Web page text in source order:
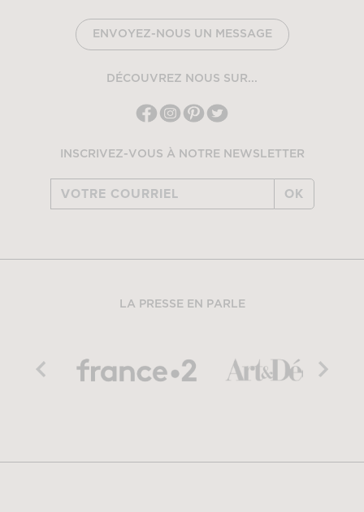
ENVOYEZ-NOUS UN MESSAGE
DÉCOUVREZ NOUS SUR...
INSCRIVEZ-VOUS À NOTRE NEWSLETTER
OK
LA PRESSE EN PARLE